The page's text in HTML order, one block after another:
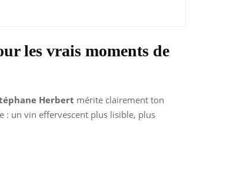
les vrais moments de
Herbert mérite clairement ton
: un vin effervescent plus lisible, plus